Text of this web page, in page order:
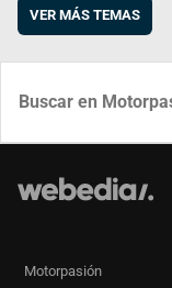
VER MÁS TEMAS
Motorpasión